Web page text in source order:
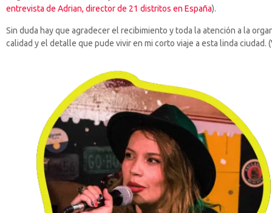
entrevista de Adrian, director de 21 distritos en España).
Sin duda hay que agradecer el recibimiento y toda la atención a la
calidad y el detalle que pude vivir en mi corto viaje a esta linda ciudad. (